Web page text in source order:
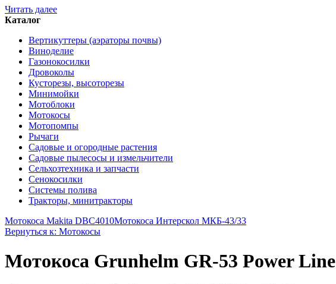
Читать далее
Каталог
Вертикуттеры (аэраторы почвы)
Виноделие
Газонокосилки
Дровоколы
Кусторезы, высоторезы
Минимойки
Мотоблоки
Мотокосы
Мотопомпы
Рычаги
Садовые и огородные растения
Садовые пылесосы и измельчители
Сельхозтехника и запчасти
Сенокосилки
Системы полива
Тракторы, минитракторы
Мотокоса Makita DBC4010Мотокоса Интерскол МКБ-43/33
Вернуться к: Мотокосы
Мотокоса Grunhelm GR-53 Power Line